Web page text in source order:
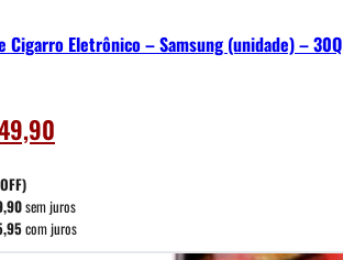
Cigarro Eletrônico – Samsung (unidade) –
preço
é:
R$ 49,90.
sem juros
com juros